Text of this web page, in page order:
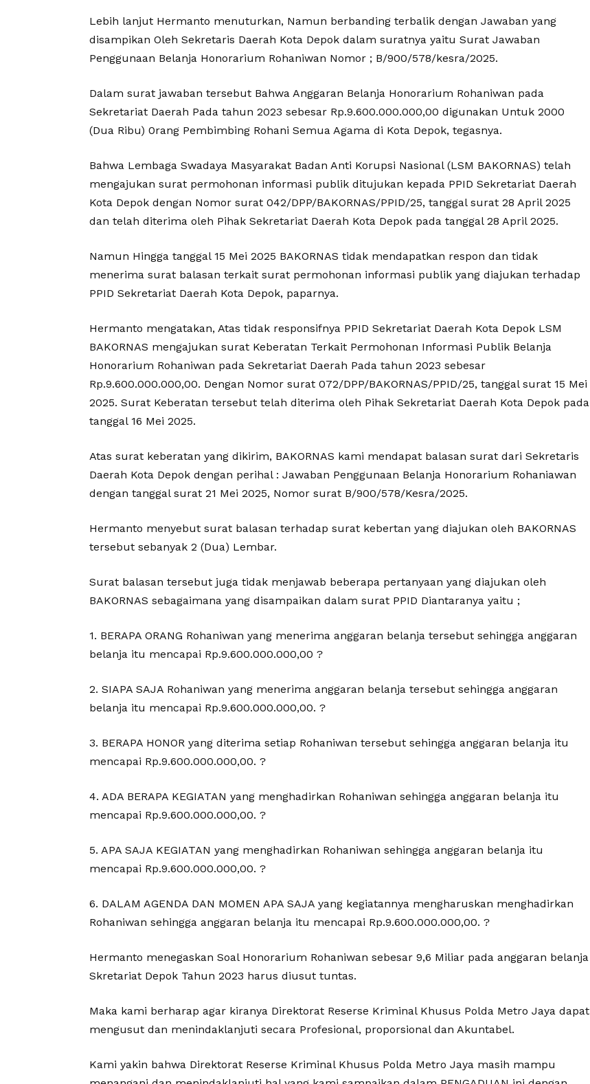
Lebih lanjut Hermanto menuturkan, Namun berbanding terbalik dengan Jawaban yang
disampikan Oleh Sekretaris Daerah Kota Depok dalam suratnya yaitu Surat Jawaban
Penggunaan Belanja Honorarium Rohaniwan Nomor ; B/900/578/kesra/2025.
Dalam surat jawaban tersebut Bahwa Anggaran Belanja Honorarium Rohaniwan pada
Sekretariat Daerah Pada tahun 2023 sebesar Rp.9.600.000.000,00 digunakan Untuk 2000
(Dua Ribu) 0rang Pembimbing Rohani Semua Agama di Kota Depok, tegasnya.
Bahwa Lembaga Swadaya Masyarakat Badan Anti Korupsi Nasional (LSM BAKORNAS) telah
mengajukan surat permohonan informasi publik ditujukan kepada PPID Sekretariat Daerah
Kota Depok dengan Nomor surat 042/DPP/BAKORNAS/PPID/25, tanggal surat 28 April 2025
dan telah diterima oleh Pihak Sekretariat Daerah Kota Depok pada tanggal 28 April 2025.
Namun Hingga tanggal 15 Mei 2025 BAKORNAS tidak mendapatkan respon dan tidak
menerima surat balasan terkait surat permohonan informasi publik yang diajukan terhadap
PPID Sekretariat Daerah Kota Depok, paparnya.
Hermanto mengatakan, Atas tidak responsifnya PPID Sekretariat Daerah Kota Depok LSM
BAKORNAS mengajukan surat Keberatan Terkait Permohonan Informasi Publik Belanja
Honorarium Rohaniwan pada Sekretariat Daerah Pada tahun 2023 sebesar
Rp.9.600.000.000,00. Dengan Nomor surat 072/DPP/BAKORNAS/PPID/25, tanggal surat 15 Mei
2025. Surat Keberatan tersebut telah diterima oleh Pihak Sekretariat Daerah Kota Depok pada
tanggal 16 Mei 2025.
Atas surat keberatan yang dikirim, BAKORNAS kami mendapat balasan surat dari Sekretaris
Daerah Kota Depok dengan perihal : Jawaban Penggunaan Belanja Honorarium Rohaniawan
dengan tanggal surat 21 Mei 2025, Nomor surat B/900/578/Kesra/2025.
Hermanto menyebut surat balasan terhadap surat kebertan yang diajukan oleh BAKORNAS
tersebut sebanyak 2 (Dua) Lembar.
Surat balasan tersebut juga tidak menjawab beberapa pertanyaan yang diajukan oleh
BAKORNAS sebagaimana yang disampaikan dalam surat PPID Diantaranya yaitu ;
1. BERAPA ORANG Rohaniwan yang menerima anggaran belanja tersebut sehingga anggaran
belanja itu mencapai Rp.9.600.000.000,00 ?
2. SIAPA SAJA Rohaniwan yang menerima anggaran belanja tersebut sehingga anggaran
belanja itu mencapai Rp.9.600.000.000,00. ?
3. BERAPA HONOR yang diterima setiap Rohaniwan tersebut sehingga anggaran belanja itu
mencapai Rp.9.600.000.000,00. ?
4. ADA BERAPA KEGIATAN yang menghadirkan Rohaniwan sehingga anggaran belanja itu
mencapai Rp.9.600.000.000,00. ?
5. APA SAJA KEGIATAN yang menghadirkan Rohaniwan sehingga anggaran belanja itu
mencapai Rp.9.600.000.000,00. ?
6. DALAM AGENDA DAN MOMEN APA SAJA yang kegiatannya mengharuskan menghadirkan
Rohaniwan sehingga anggaran belanja itu mencapai Rp.9.600.000.000,00. ?
Hermanto menegaskan Soal Honorarium Rohaniwan sebesar 9,6 Miliar pada anggaran belanja
Skretariat Depok Tahun 2023 harus diusut tuntas.
Maka kami berharap agar kiranya Direktorat Reserse Kriminal Khusus Polda Metro Jaya dapat
mengusut dan menindaklanjuti secara Profesional, proporsional dan Akuntabel.
Kami yakin bahwa Direktorat Reserse Kriminal Khusus Polda Metro Jaya masih mampu